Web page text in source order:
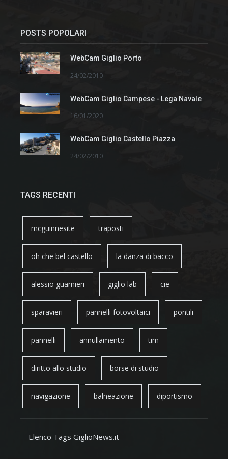
POSTS POPOLARI
WebCam Giglio Porto
24/02/2010
WebCam Giglio Campese - Lega Navale
16/01/2020
WebCam Giglio Castello Piazza
24/02/2010
TAGS RECENTI
mcguinnesite traposti
oh che bel castello la danza di bacco
alessio guarnieri giglio lab cie
sparavieri pannelli fotovoltaici pontili
pannelli annullamento tim
diritto allo studio borse di studio
navigazione balneazione diportismo
Elenco Tags GiglioNews.it